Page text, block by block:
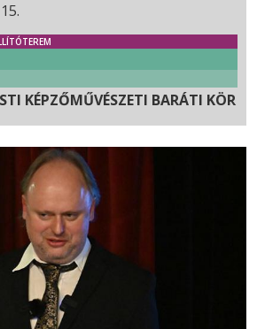
KÉPZŐMŰVÉSZETI BARÁTI KÖR